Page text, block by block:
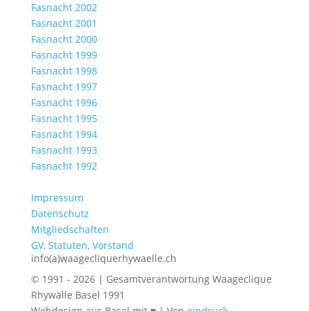
Fasnacht 2002
Fasnacht 2001
Fasnacht 2000
Fasnacht 1999
Fasnacht 1998
Fasnacht 1997
Fasnacht 1996
Fasnacht 1995
Fasnacht 1994
Fasnacht 1993
Fasnacht 1992
Impressum
Datenschutz
Mitgliedschaften
GV, Statuten, Vorstand
info(a)waagecliquerhywaelle.ch
© 1991 - 2026 | Gesamtverantwortung Waageclique
Rhywälle Basel 1991